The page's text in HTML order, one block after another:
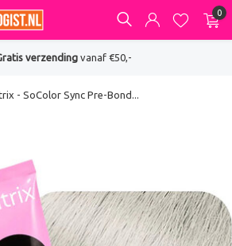
0
verzendingvanaf €50,-
- SoColor Sync Pre-Bond...